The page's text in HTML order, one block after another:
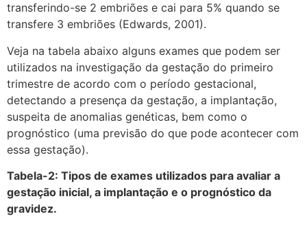
transferindo-se 2 embriões e cai para 5% quando se
transfere 3 embriões (Edwards, 2001).
Veja na tabela abaixo alguns exames que podem ser
utilizados na investigação da gestação do primeiro
trimestre de acordo com o período gestacional,
detectando a presença da gestação, a implantação,
suspeita de anomalias genéticas, bem como o
prognóstico (uma previsão do que pode acontecer com
essa gestação).
Tabela-2: Tipos de exames utilizados para avaliar a
gestação inicial, a implantação e o prognóstico da
gravidez.